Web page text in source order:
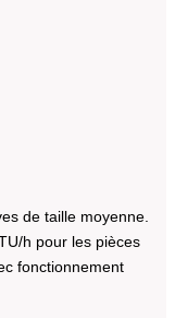
de taille moyenne.
h pour les pièces
fonctionnement